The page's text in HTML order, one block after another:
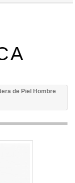
de Piel Hombre